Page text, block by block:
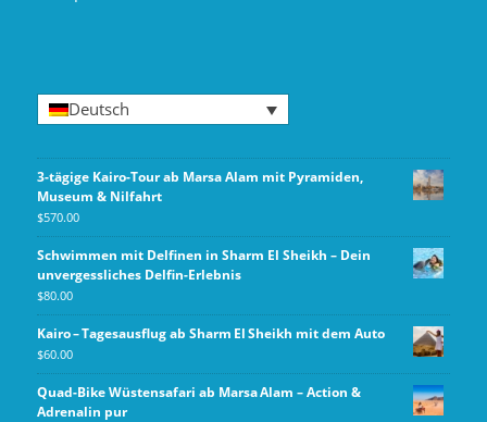
Deutsch
3-tägige Kairo-Tour ab Marsa Alam mit Pyramiden,
Museum & Nilfahrt
$570.00
Schwimmen mit Delfinen in Sharm El Sheikh – Dein
unvergessliches Delfin-Erlebnis
$80.00
Kairo – Tagesausflug ab Sharm El Sheikh mit dem Auto
$60.00
Quad-Bike Wüstensafari ab Marsa Alam – Action &
Adrenalin pur